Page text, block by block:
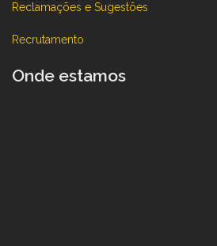
Reclamações e Sugestões
Recrutamento
Onde estamos